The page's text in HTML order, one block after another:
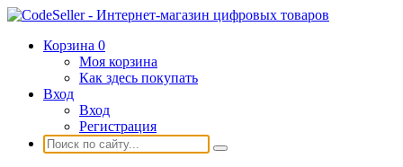
Корзина 0
Моя корзина
Как здесь покупать
Вход
Вход
Регистрация